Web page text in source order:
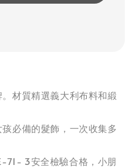
材質精選義大利布料和緞
必備的髮飾，一次收集多
71- 3安全檢驗合格，小朋